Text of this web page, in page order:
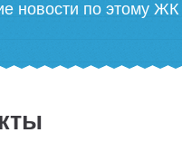
новости по этому ЖК